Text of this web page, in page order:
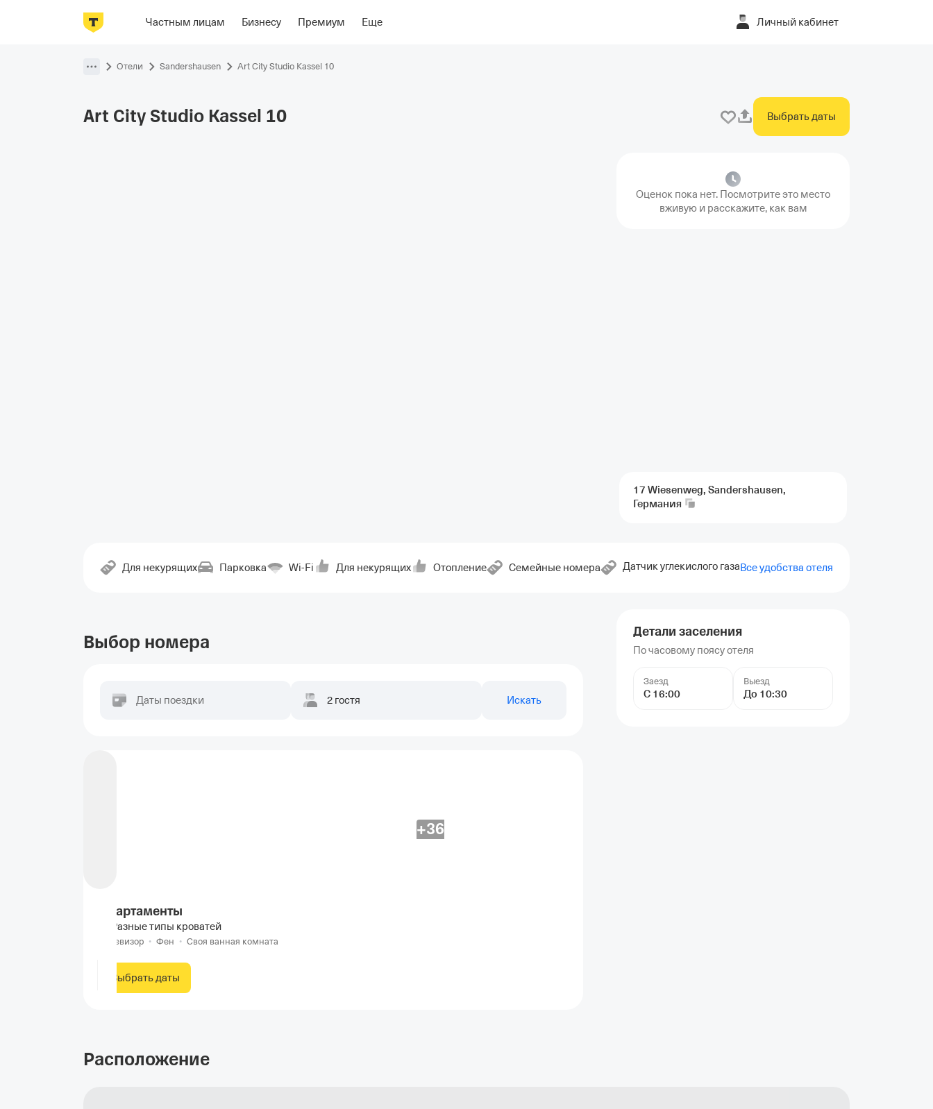
Частным лицам Бизнесу Премиум Еще Личный кабинет
Фотографии НомераРасположениеОб отеле
Отели Sandershausen Art City Studio Kassel 10
Art City Studio Kassel 10 Выбрать даты
Оценок пока нет. Посмотрите это место
вживую и расскажите, как вам
17 Wiesenweg, Sandershausen,
Германия
Для некурящих Парковка Wi-Fi Для некурящих Отопление Семейные номера Датчик углекислого газа Прачечная
Все удобства отеля
Детали заселения
По часовому поясу отеля
Заезд
С 16:00
Выезд
До 10:30
Выбор номера
Даты поездки 2 гостя Искать
+36
Апартаменты
Разные типы кроватей
Телевизор • Фен • Своя ванная комната
Выбрать даты
Расположение